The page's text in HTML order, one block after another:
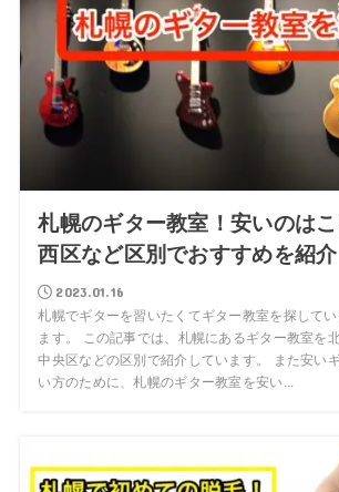
札幌のギター教室！安いのは
西区など区別でおすすめを紹介
2023.01.16
札幌でギターを習いたくてギター教室を探して
ます。 この記事では、札幌にあるギター教室を
中央区などの区別で紹介しています。 また安い
い方のために、札幌のギター教室を安い...